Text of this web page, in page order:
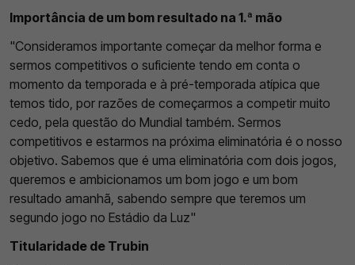
Importância de um bom resultado na 1.ª mão
"Consideramos importante começar da melhor forma e
sermos competitivos o suficiente tendo em conta o
momento da temporada e à pré-temporada atípica que
temos tido, por razões de começarmos a competir muito
cedo, pela questão do Mundial também. Sermos
competitivos e estarmos na próxima eliminatória é o nosso
objetivo. Sabemos que é uma eliminatória com dois jogos,
queremos e ambicionamos um bom jogo e um bom
resultado amanhã, sabendo sempre que teremos um
segundo jogo no Estádio da Luz"
Titularidade de Trubin